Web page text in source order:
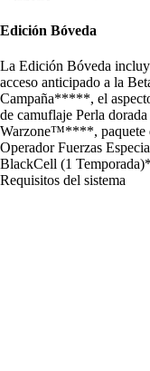
Edición Bóveda
La Edición Bóveda
acceso anticipado a la
Campaña*****, el
de camuflaje Perla
Warzone™****, paquete
Operador Fuerzas
BlackCell (1
Requisitos del sistema